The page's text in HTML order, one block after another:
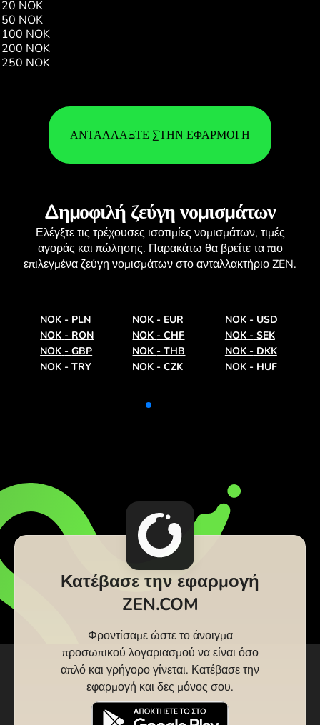
20 NOK
50 NOK
100 NOK
200 NOK
250 NOK
ΑΝΤΑΛΛΆΞΤΕ ΣΤΗΝ ΕΦΑΡΜΟΓΉ
Δημοφιλή ζεύγη νομισμάτων
Ελέγξτε τις τρέχουσες ισοτιμίες νομισμάτων, τιμές
αγοράς και πώλησης. Παρακάτω θα βρείτε τα πιο
επιλεγμένα ζεύγη νομισμάτων στο ανταλλακτήριο ZEN.
NOK - PLN NOK - EUR NOK - USD
NOK - RON NOK - CHF NOK - SEK
NOK - GBP NOK - THB NOK - DKK
NOK - TRY NOK - CZK NOK - HUF
Κατέβασε την εφαρμογή
ZEN.COM
Φροντίσαμε ώστε το άνοιγμα
προσωπικού λογαριασμού να είναι όσο
απλό και γρήγορο γίνεται. Κατέβασε την
εφαρμογή και δες μόνος σου.